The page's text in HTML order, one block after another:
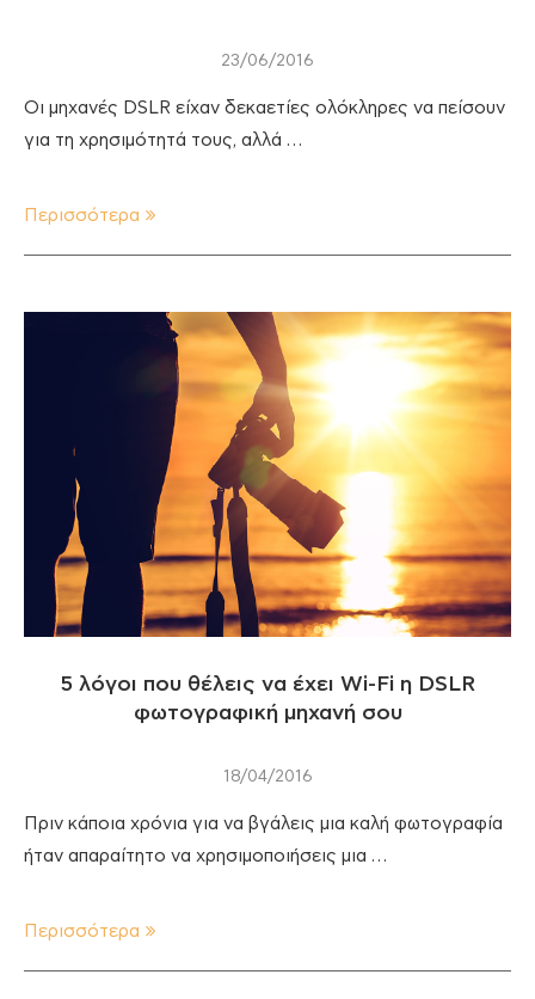
23/06/2016
Οι μηχανές DSLR είχαν δεκαετίες ολόκληρες να πείσουν
για τη χρησιμότητά τους, αλλά …
Περισσότερα
5 λόγοι που θέλεις να έχει Wi-Fi η DSLR
φωτογραφική μηχανή σου
18/04/2016
Πριν κάποια χρόνια για να βγάλεις μια καλή φωτογραφία
ήταν απαραίτητο να χρησιμοποιήσεις μια …
Περισσότερα